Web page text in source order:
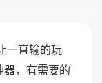
一直输的玩
器，有需要的